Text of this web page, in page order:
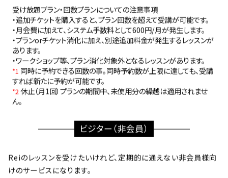
受け放題プラン・回数プランについての注意事項
・追加チケットを購入すると、プラン回数を超えて受講が可能です。
・月会費に加えて、システム手数料として600円/月が発生します。
・プランorチケット消化に加え、別途追加料金が発生するレッスンが
あります。
・ワークショップ等、プラン消化対象外となるレッスンがあります。
*1 同時に予約できる回数の事。同時予約数が上限に達しても、受講
すれば新たに予約が可能です。
*2休止（月1回）プランの期間中、未使用分の繰越は適用されませ
ん。
ビジター（非会員）
Reiのレッスンを受けたいけれど、定期的に通えない非会員様向
けのサービスになります。